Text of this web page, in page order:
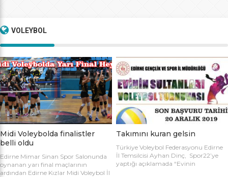
VOLEYBOL
Midi Voleybolda finalistler
belli oldu
Edirne Mimar Sinan Spor Salonunda
oynanan yarı final maçlarının
ardından Edirne Kızlar Midi Voleybol İl
Takımını kuran gelsin
Türkiye Voleybol Federasyonu Edirne
İl Temsilcisi Ayhan Dinç, Spor22’ye
yaptığı açıklamada “Evinin